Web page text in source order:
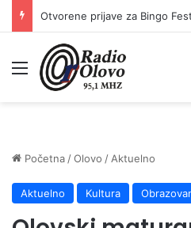
Meni
Početna /Olovo / Aktuelno
Aktuelno Kultura